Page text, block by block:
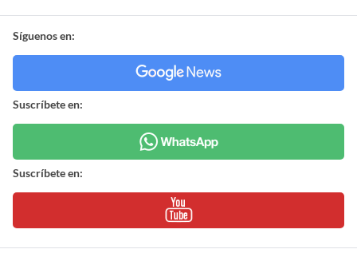
Síguenos en:
Suscríbete en:
Suscríbete en: